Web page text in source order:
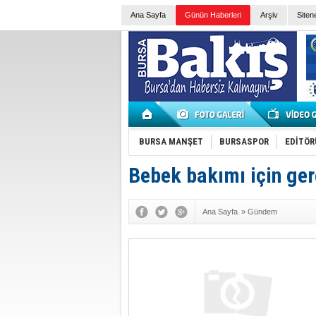
Ana Sayfa Günün Haberleri Arşiv
BURSA MANŞET BURSASPOR
Bebek bakımı için
Ana Sayfa » Gündem